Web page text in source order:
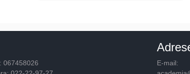
067458026
E-mail: